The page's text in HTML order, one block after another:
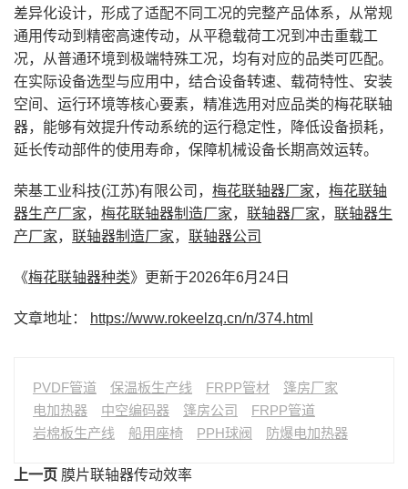
差异化设计，形成了适配不同工况的完整产品体系，从常规
通用传动到精密高速传动，从平稳载荷工况到冲击重载工
况，从普通环境到极端特殊工况，均有对应的品类可匹配。
在实际设备选型与应用中，结合设备转速、载荷特性、安装
空间、运行环境等核心要素，精准选用对应品类的梅花联轴
器，能够有效提升传动系统的运行稳定性，降低设备损耗，
延长传动部件的使用寿命，保障机械设备长期高效运转。
荣基工业科技(江苏)有限公司， 梅花联轴器厂家， 梅花联轴
器生产厂家， 梅花联轴器制造厂家， 联轴器厂家， 联轴器生
产厂家， 联轴器制造厂家， 联轴器公司
《梅花联轴器种类》更新于2026年6月24日
文章地址： https://www.rokeelzq.cn/n/374.html
PVDF管道 保温板生产线 FRPP管材
篷房厂家
电加热器
中空编码器 篷房公司
FRPP管道
岩棉板生产线
船用座椅 PPH球阀 防爆电加热器
上一页 膜片联轴器传动效率